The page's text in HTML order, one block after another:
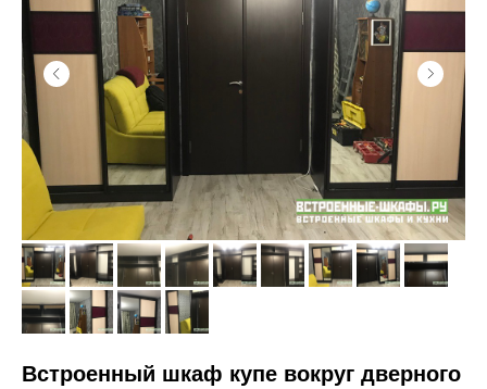
Встроенный шкаф купе вокруг дверного